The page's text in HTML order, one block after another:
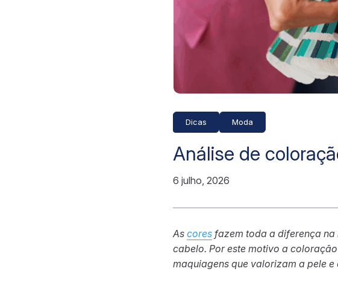
Dicas Moda
Análise de
6 julho, 2026
As cores fazem toda a diferença na
cabelo. Por este motivo a
maquiagens que valorizam a pele